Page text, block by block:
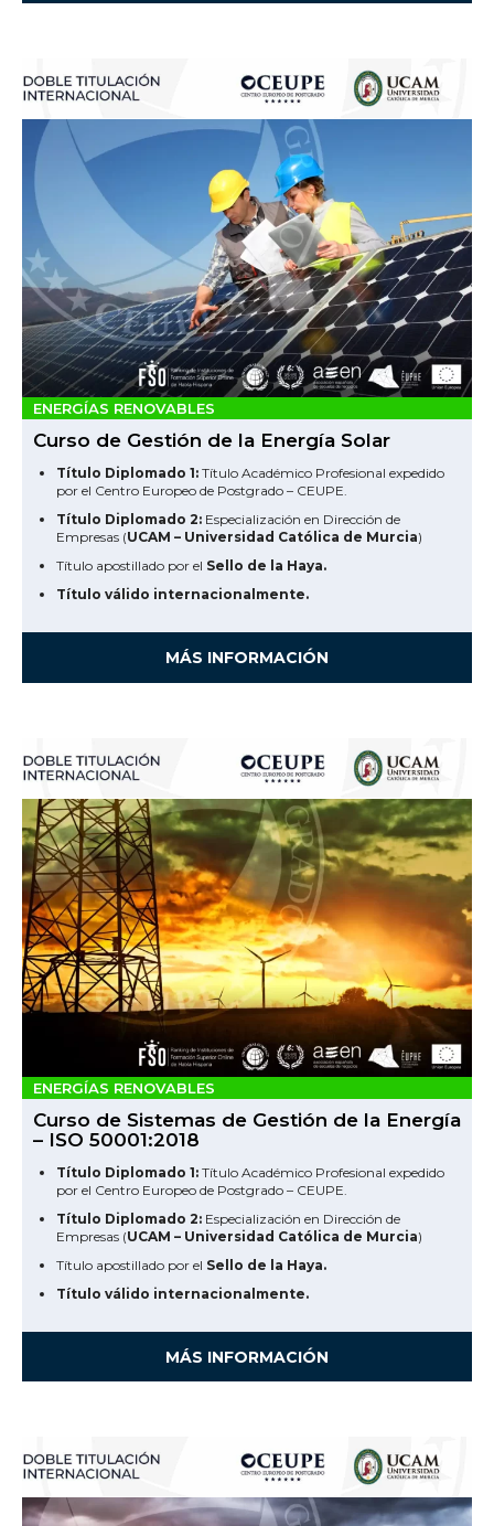
ENERGÍAS RENOVABLES
Curso de Gestión de la Energía Solar
Título Diplomado 1: Título Académico Profesional expedido
por el Centro Europeo de Postgrado – CEUPE.
Título Diplomado 2: Especialización en Dirección de
Empresas (UCAM – Universidad Católica de Murcia)
Título apostillado por el Sello de la Haya.
Título válido internacionalmente.
MÁS INFORMACIÓN
ENERGÍAS RENOVABLES
Curso de Sistemas de Gestión de la Energía
– ISO 50001:2018
Título Diplomado 1: Título Académico Profesional expedido
por el Centro Europeo de Postgrado – CEUPE.
Título Diplomado 2: Especialización en Dirección de
Empresas (UCAM – Universidad Católica de Murcia)
Título apostillado por el Sello de la Haya.
Título válido internacionalmente.
MÁS INFORMACIÓN